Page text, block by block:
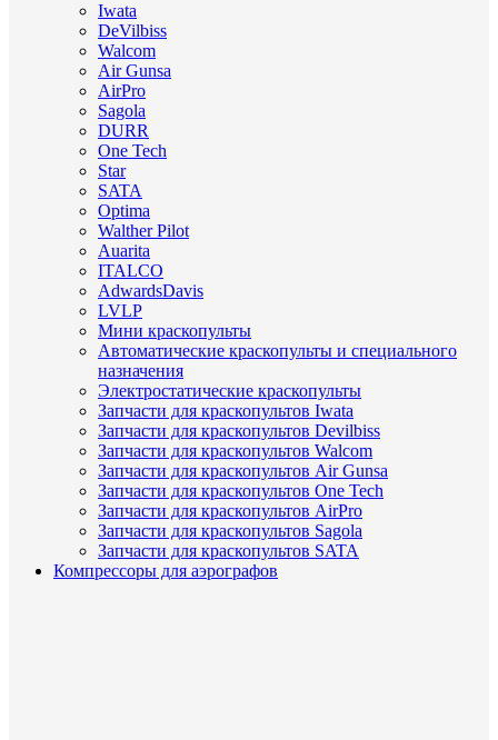
Iwata
DeVilbiss
Walcom
Air Gunsa
AirPro
Sagola
DURR
One Tech
Star
SATA
Optima
Walther Pilot
Auarita
ITALCO
AdwardsDavis
LVLP
Мини краскопульты
Автоматические краскопульты и специального
назначения
Электростатические краскопульты
Запчасти для краскопультов Iwata
Запчасти для краскопультов Devilbiss
Запчасти для краскопультов Walcom
Запчасти для краскопультов Air Gunsa
Запчасти для краскопультов One Tech
Запчасти для краскопультов AirPro
Запчасти для краскопультов Sagola
Запчасти для краскопультов SATA
Компрессоры для аэрографов